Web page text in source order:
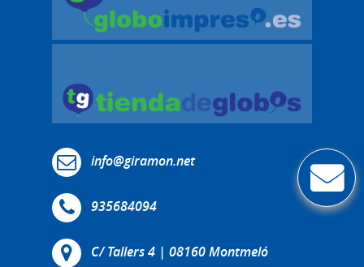
info@giramon.net
935684094
C/ Tallers 4 | 08160 Montmeló